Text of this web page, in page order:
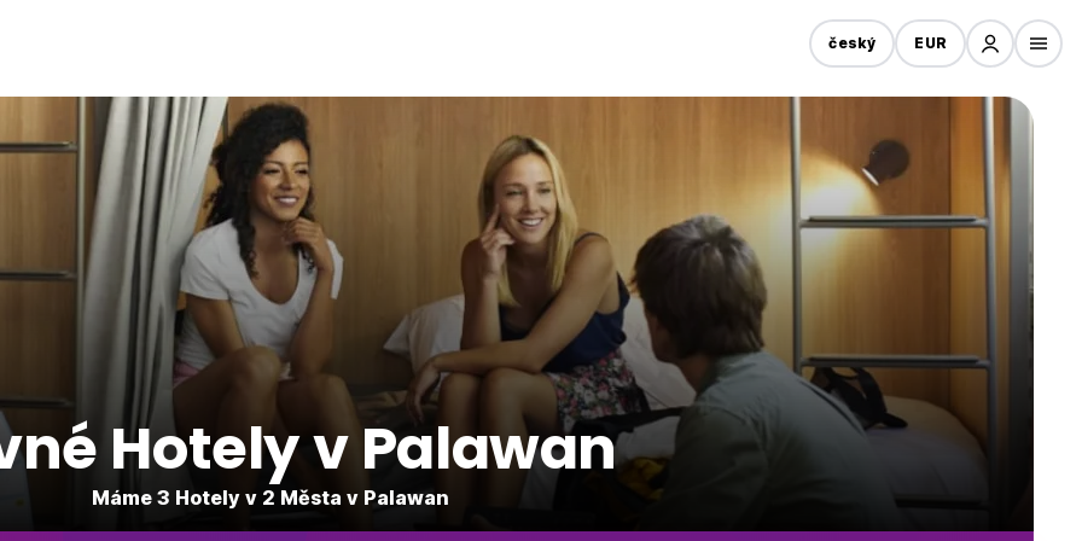
český EUR
Hotely v Palawan
Máme 3 Hotely v 2 Města v Palawan